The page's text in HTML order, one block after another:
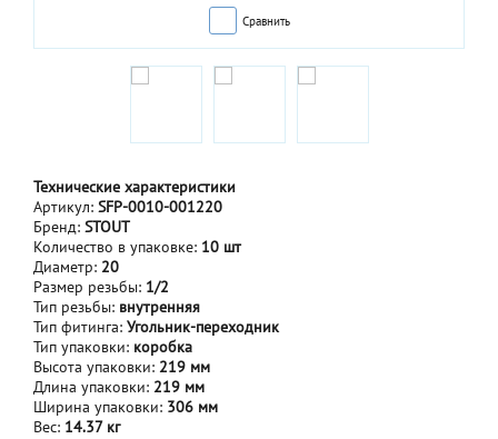
Сравнить
Технические характеристики
Артикул: SFP-0010-001220
Бренд: STOUT
Количество в упаковке: 10 шт
Диаметр: 20
Размер резьбы: 1/2
Тип резьбы: внутренняя
Тип фитинга: Угольник-переходник
Тип упаковки: коробка
Высота упаковки: 219 мм
Длина упаковки: 219 мм
Ширина упаковки: 306 мм
Вес: 14.37 кг